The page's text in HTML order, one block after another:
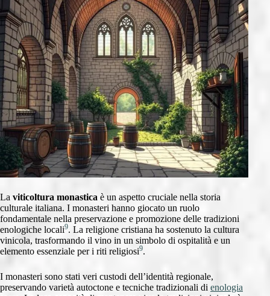
La viticoltura monastica è un aspetto cruciale nella storia
culturale italiana. I monasteri hanno giocato un ruolo
fondamentale nella preservazione e promozione delle tradizioni
enologiche locali9. La religione cristiana ha sostenuto la cultura
vinicola, trasformando il vino in un simbolo di ospitalità e un
elemento essenziale per i riti religiosi9.
I monasteri sono stati veri custodi dell’identità regionale,
preservando varietà autoctone e tecniche tradizionali di enologia